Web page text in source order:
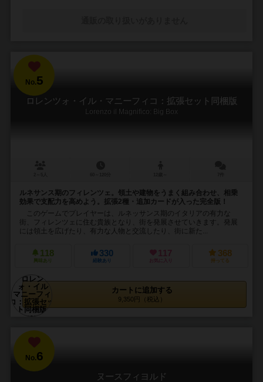
No.5
ロレンツォ・イル・マニーフィコ：拡張セット同梱版
Lorenzo il Magnifico: Big Box
ルネサンス期のフィレンツェ。領土や建物をうまく組み合わせ、相乗
効果で支配力を高めよう。拡張2種・追加カードが入った完全版！
このゲームでプレイヤーは、ルネッサンス期のイタリアの有力な
街、フィレンツェに住む貴族となり、街を発展させていきます。発展
には領土を広げたり、有力な人物と交流したり、街に新た...
118
興味あり
330
経験あり
117
お気に入り
368
持ってる
カートに追加する
9,350円（税込）
No.6
ヌースフィヨルド